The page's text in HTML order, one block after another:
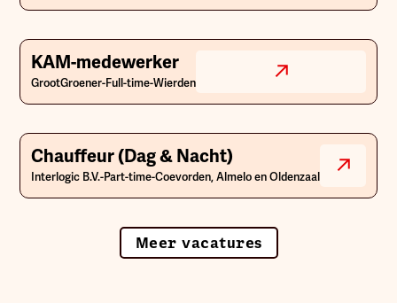
KAM-medewerker
GrootGroener-Full-time-Wierden
Chauffeur (Dag & Nacht)
Interlogic B.V.-Part-time-Coevorden, Almelo en Oldenzaal
Meer vacatures